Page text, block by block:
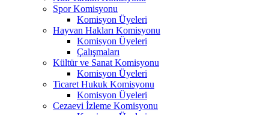
Spor Komisyonu
Komisyon Üyeleri
Hayvan Hakları Komisyonu
Komisyon Üyeleri
Çalışmaları
Kültür ve Sanat Komisyonu
Komisyon Üyeleri
Ticaret Hukuk Komisyonu
Komisyon Üyeleri
Cezaevi İzleme Komisyonu